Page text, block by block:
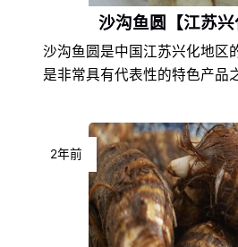
沙沟鱼圆【江苏兴
沙沟鱼圆是中国江苏兴化地区
是非常具有代表性的特色产品
人情的差异，使得沙沟鱼圆
格，享誉盛名，深受沙沟鱼
2年前